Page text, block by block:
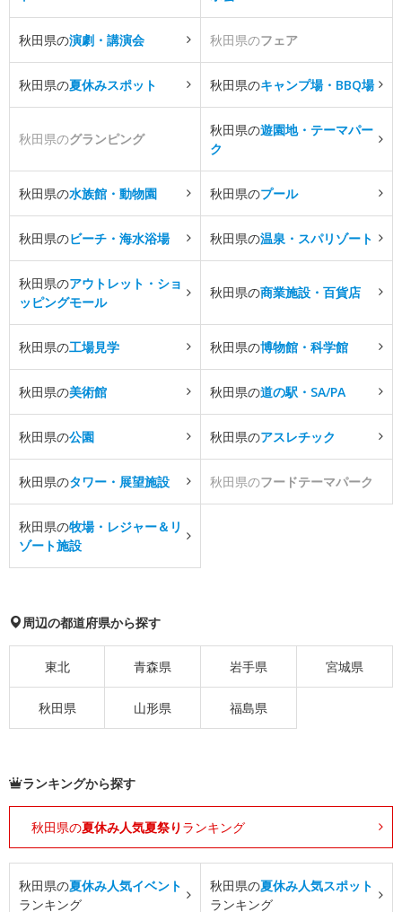
秋田県の演劇・講演会 秋田県のフェア
秋田県の夏休みスポット 秋田県のキャンプ場・BBQ場
秋田県のグランピング
秋田県の遊園地・テーマパー
ク
秋田県の水族館・動物園 秋田県のプール
秋田県のビーチ・海水浴場 秋田県の温泉・スパリゾート
秋田県のアウトレット・ショ
ッピングモール
秋田県の商業施設・百貨店
秋田県の工場見学 秋田県の博物館・科学館
秋田県の美術館 秋田県の道の駅・SA/PA
秋田県の公園 秋田県のアスレチック
秋田県のタワー・展望施設 秋田県のフードテーマパーク
秋田県の牧場・レジャー＆リ
ゾート施設
周辺の都道府県から探す
東北 青森県 岩手県 宮城県
秋田県 山形県 福島県
ランキングから探す
秋田県の夏休み人気夏祭り ランキング
秋田県の夏休み人気イベント
ランキング
秋田県の夏休み人気スポット
ランキング